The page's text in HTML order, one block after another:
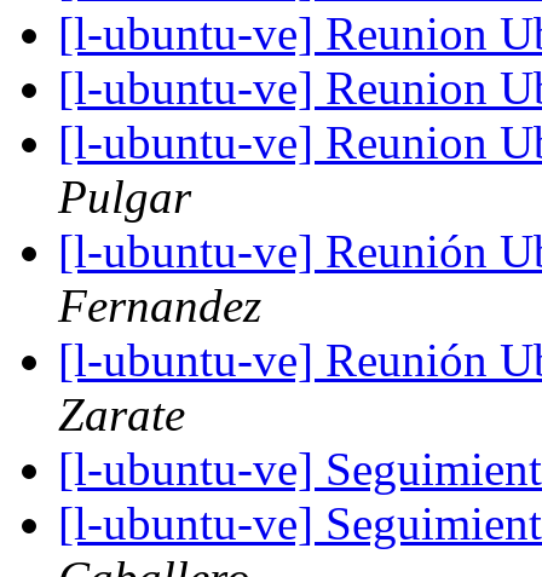
[l-ubuntu-ve] Reunion
[l-ubuntu-ve] Reunion
[l-ubuntu-ve] Reunion
Pulgar
[l-ubuntu-ve] Reunión
Fernandez
[l-ubuntu-ve] Reunión
Zarate
[l-ubuntu-ve]
[l-ubuntu-ve]